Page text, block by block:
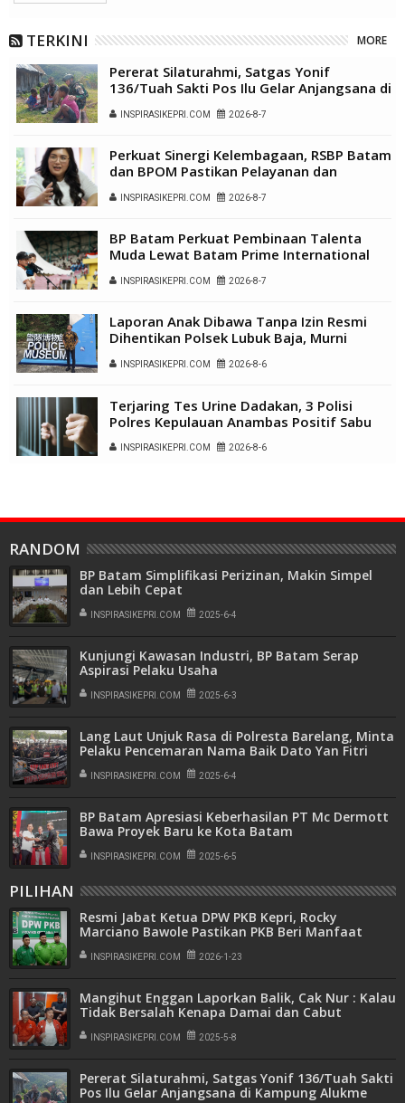
TERKINI MORE
Pererat Silaturahmi, Satgas Yonif
136/Tuah Sakti Pos Ilu Gelar Anjangsana di
Kampung Alukme
INSPIRASIKEPRI.COM 2026-8-7
Perkuat Sinergi Kelembagaan, RSBP Batam
dan BPOM Pastikan Pelayanan dan
Ketersediaan Obat Aman
INSPIRASIKEPRI.COM 2026-8-7
BP Batam Perkuat Pembinaan Talenta
Muda Lewat Batam Prime International
Grassroot Football Festival 2026
INSPIRASIKEPRI.COM 2026-8-7
Laporan Anak Dibawa Tanpa Izin Resmi
Dihentikan Polsek Lubuk Baja, Murni
Sengketa Hak Asuh
INSPIRASIKEPRI.COM 2026-8-6
Terjaring Tes Urine Dadakan, 3 Polisi
Polres Kepulauan Anambas Positif Sabu
INSPIRASIKEPRI.COM 2026-8-6
RANDOM
BP Batam Simplifikasi Perizinan, Makin Simpel
dan Lebih Cepat
INSPIRASIKEPRI.COM 2025-6-4
Kunjungi Kawasan Industri, BP Batam Serap
Aspirasi Pelaku Usaha
INSPIRASIKEPRI.COM 2025-6-3
Lang Laut Unjuk Rasa di Polresta Barelang, Minta
Pelaku Pencemaran Nama Baik Dato Yan Fitri
Halimansyah Segera Ditangkap !
INSPIRASIKEPRI.COM 2025-6-4
BP Batam Apresiasi Keberhasilan PT Mc Dermott
Bawa Proyek Baru ke Kota Batam
INSPIRASIKEPRI.COM 2025-6-5
PILIHAN
Resmi Jabat Ketua DPW PKB Kepri, Rocky
Marciano Bawole Pastikan PKB Beri Manfaat
Nyata Bagi Masyarakat
INSPIRASIKEPRI.COM 2026-1-23
Mangihut Enggan Laporkan Balik, Cak Nur : Kalau
Tidak Bersalah Kenapa Damai dan Cabut
Laporan
INSPIRASIKEPRI.COM 2025-5-8
Pererat Silaturahmi, Satgas Yonif 136/Tuah Sakti
Pos Ilu Gelar Anjangsana di Kampung Alukme